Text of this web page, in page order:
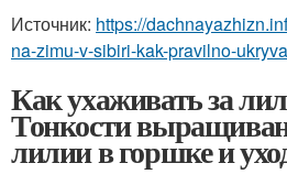
Источник: https://
na-zimu-v-sibiri-kak-pravilno-
Как ухаживать за
Тонкости
лилии в горшке и